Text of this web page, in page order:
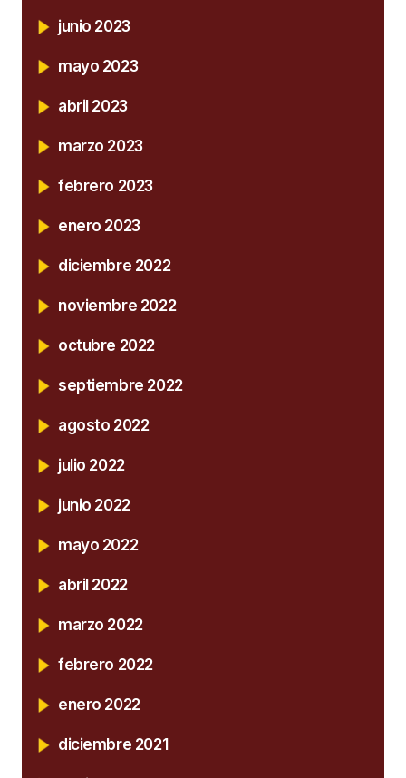
junio 2023
mayo 2023
abril 2023
marzo 2023
febrero 2023
enero 2023
diciembre 2022
noviembre 2022
octubre 2022
septiembre 2022
agosto 2022
julio 2022
junio 2022
mayo 2022
abril 2022
marzo 2022
febrero 2022
enero 2022
diciembre 2021